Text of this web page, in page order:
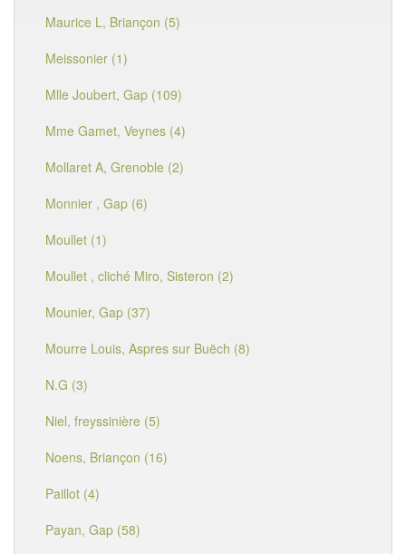
Maurice L, Briançon (5)
Meissonier (1)
Mlle Joubert, Gap (109)
Mme Gamet, Veynes (4)
Mollaret A, Grenoble (2)
Monnier , Gap (6)
Moullet (1)
Moullet , cliché Miro, Sisteron (2)
Mounier, Gap (37)
Mourre Louis, Aspres sur Buëch (8)
N.G (3)
Niel, freyssinière (5)
Noens, Briançon (16)
Paillot (4)
Payan, Gap (58)